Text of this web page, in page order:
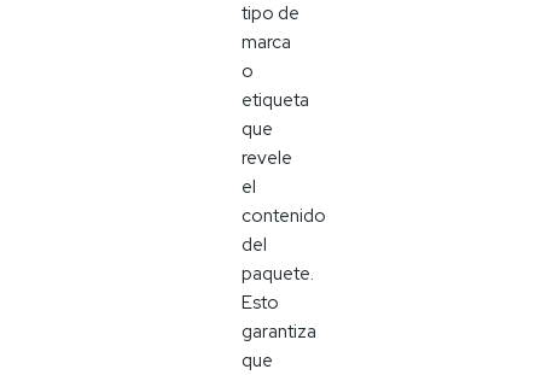
tipo de
marca
o
etiqueta
que
revele
el
contenido
del
paquete.
Esto
garantiza
que